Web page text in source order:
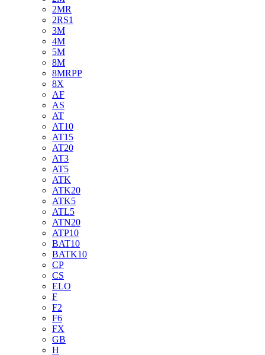
2MR
2RS1
3M
4M
5M
8M
8MRPP
8X
AF
AS
AT
AT10
AT15
AT20
AT3
AT5
ATK
ATK20
ATK5
ATL5
ATN20
ATP10
BAT10
BATK10
CP
CS
ELO
F
F2
F6
FX
GB
H